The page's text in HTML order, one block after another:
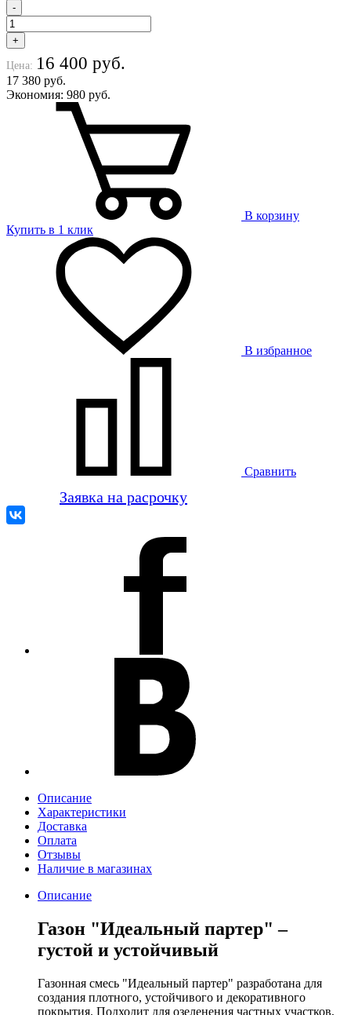
-
+
Цена: 16 400 руб.
17 380 руб.
Экономия: 980 руб.
В корзину
Купить в 1 клик
В избранное
Сравнить
Заявка на расрочку
Описание
Характеристики
Доставка
Оплата
Отзывы
Наличие в магазинах
Описание
Газон "Идеальный партер" –
густой и устойчивый
Газонная смесь "Идеальный партер" разработана для
создания плотного, устойчивого и декоративного
покрытия. Подходит для озеленения частных участков,